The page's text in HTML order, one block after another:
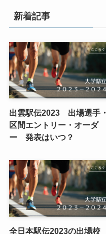
新着記事
出雲駅伝2023 出場選手・
区間エントリー・オーダ
ー 発表はいつ？
全日本駅伝2023の出場校